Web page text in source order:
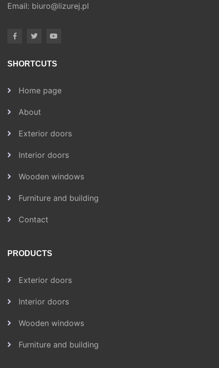
Email: biuro@lizurej.pl
SHORTCUTS
Home page
About
Exterior doors
Interior doors
Wooden windows
Furniture and building
Contact
PRODUCTS
Exterior doors
Interior doors
Wooden windows
Furniture and building